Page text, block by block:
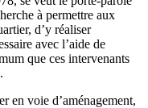
à permettre aux
d’y réaliser
avec l’aide de
que ces intervenants
en voie d’aménagement,